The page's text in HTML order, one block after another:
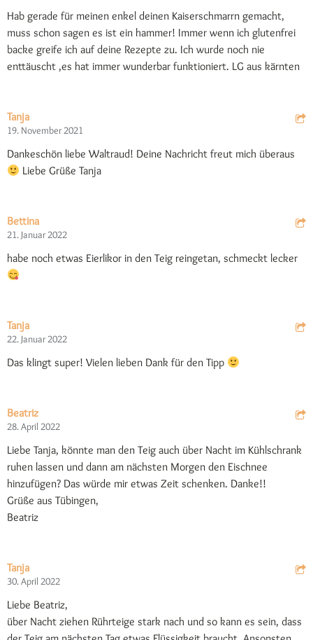
Hab gerade für meinen enkel deinen Kaiserschmarrn gemacht,
muss schon sagen es ist ein hammer! Immer wenn ich glutenfrei
backe greife ich auf deine Rezepte zu. Ich wurde noch nie
enttäuscht ,es hat immer wunderbar funktioniert. LG aus kärnten
Tanja
19. November 2021
Dankeschön liebe Waltraud! Deine Nachricht freut mich überaus
Liebe Grüße Tanja
Bettina
21. Januar 2022
habe noch etwas Eierlikor in den Teig reingetan, schmeckt lecker
Tanja
22. Januar 2022
Das klingt super! Vielen lieben Dank für den Tipp
Beatriz
28. April 2022
Liebe Tanja, könnte man den Teig auch über Nacht im Kühlschrank
ruhen lassen und dann am nächsten Morgen den Eischnee
hinzufügen? Das würde mir etwas Zeit schenken. Danke!!
Grüße aus Tübingen,
Beatriz
Tanja
30. April 2022
Liebe Beatriz,
über Nacht ziehen Rührteige stark nach und so kann es sein, dass